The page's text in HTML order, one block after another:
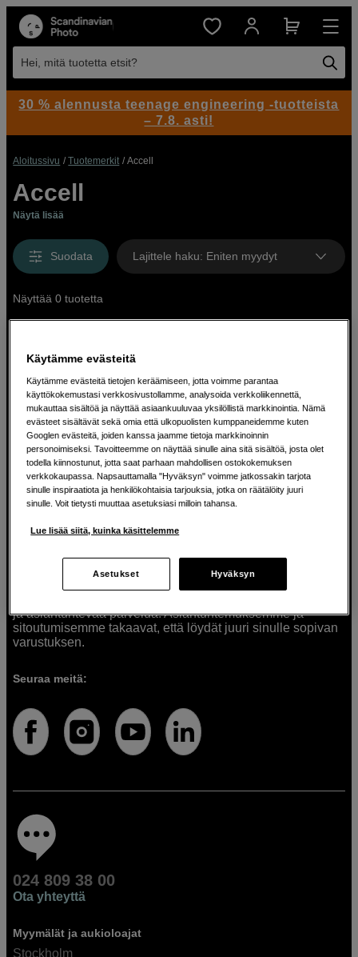
Hei, mitä tuotetta etsit?
Aloitussivu Tuotemerkit Accell
Accell
Näytä lisää
Suodata Lajittele haku: Eniten myydyt
Näyttää 0 tuotetta
Ratkaisuja luoville ihmisille jo vuodesta
1982
Olemme Scandinavian Photolla jo yli 40 vuoden ajan
auttaneet luovia ihmisiä toteuttamaan visioitaan.
Tarjoamme inspiraatiota, asiantuntemusta ja tuotteita
muun muassa valokuvauksen, äänen, videokuvauksen ja
musiikin ja taiteen harrastajia. Oikeilla työkaluilla ideat
muuttuvat todellisuudeksi. Autamme sinua valitsemaan
ja asiantuntevaa palvelua. Asiantuntemuksemme ja
sitoutumisemme takaavat, että löydät juuri sinulle sopivan
varustuksen.
Seuraa meitä:
024 809 38 00
Ota yhteyttä
Myymälät ja aukioloajat
Stockholm
30 % alennusta teenage engineering -tuotteista
– 7.8. asti!
Käytämme evästeitä
Käytämme evästeitä tietojen keräämiseen, jotta voimme parantaa
käyttökokemustasi verkkosivustollamme, analysoida verkkoliikennettä,
mukauttaa sisältöä ja näyttää asiaankuuluvaa yksilöllistä markkinointia. Nämä
evästeet sisältävät sekä omia että ulkopuolisten kumppaneidemme kuten
Googlen evästeitä, joiden kanssa jaamme tietoja markkinoinnin
personoimiseksi. Tavoitteemme on näyttää sinulle aina sitä sisältöä, josta olet
todella kiinnostunut, jotta saat parhaan mahdollisen ostokokemuksen
verkkokaupassa. Napsauttamalla "Hyväksyn" voimme jatkossakin tarjota
sinulle inspiraatiota ja henkilökohtaisia tarjouksia, jotka on räätälöity juuri
sinulle. Voit tietysti muuttaa asetuksiasi milloin tahansa.
Lue lisää siitä, kuinka käsittelemme
Asetukset Hyväksyn